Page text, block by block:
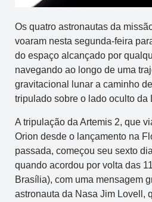
Os quatro astronautas da
voaram nesta segunda-feira
do espaço alcançado por
navegando ao longo de uma
gravitacional lunar a caminho
tripulado sobre o lado oculto da
A tripulação da Artemis 2, que
Orion desde o lançamento na
passada, começou seu sexto
quando acordou por volta das
Brasília), com uma mensagem
astronauta da Nasa Jim Lovell,